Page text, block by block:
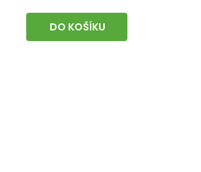
DO KOŠÍKU